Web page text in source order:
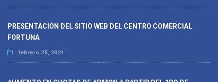
PRESENTACIÓN DEL SITIO WEB DEL CENTRO COMERCIAL
FORTUNA
febrero 25, 2021